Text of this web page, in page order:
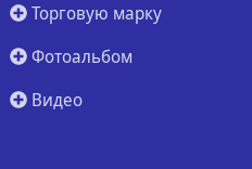
Торговую марку
Фотоальбом
Видео